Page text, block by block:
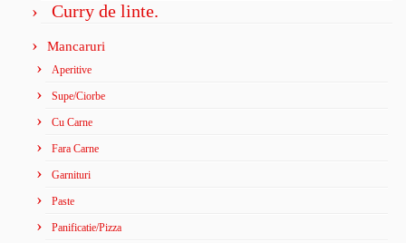
Curry de linte.
Mancaruri
Aperitive
Supe/Ciorbe
Cu Carne
Fara Carne
Garnituri
Paste
Panificatie/Pizza